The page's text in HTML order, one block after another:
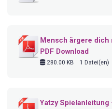
Mensch ärgere
PDF Download
280.00 KB 1 Datei(en)
Yatzy Spielanleitung